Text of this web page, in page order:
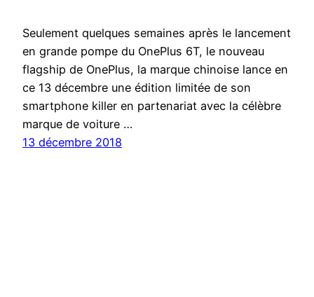
Seulement quelques semaines après le lancement
en grande pompe du OnePlus 6T, le nouveau
flagship de OnePlus, la marque chinoise lance en
ce 13 décembre une édition limitée de son
smartphone killer en partenariat avec la célèbre
marque de voiture …
13 décembre 2018